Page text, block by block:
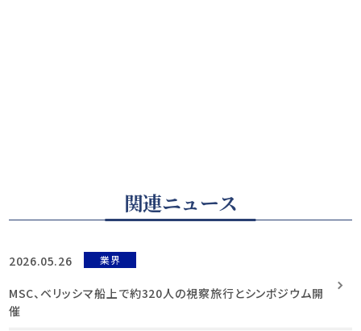
関連ニュース
2026.05.26 業界
MSC、ベリッシマ船上で約320人の視察旅行とシンポジウム開
催